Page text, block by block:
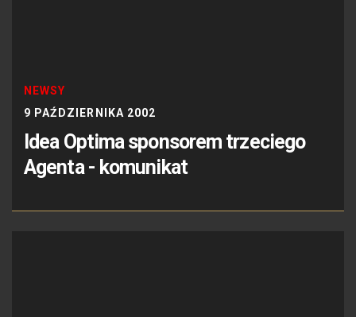
NEWSY
9 PAŹDZIERNIKA 2002
Idea Optima sponsorem trzeciego
Agenta - komunikat